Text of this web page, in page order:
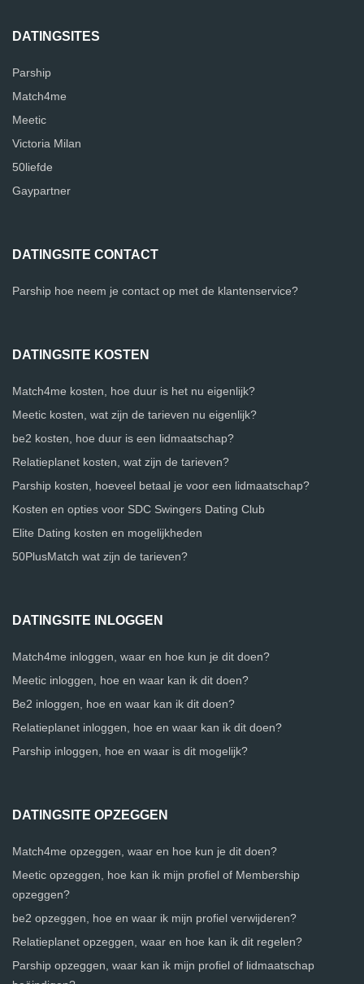
DATINGSITES
Parship
Match4me
Meetic
Victoria Milan
50liefde
Gaypartner
DATINGSITE CONTACT
Parship hoe neem je contact op met de klantenservice?
DATINGSITE KOSTEN
Match4me kosten, hoe duur is het nu eigenlijk?
Meetic kosten, wat zijn de tarieven nu eigenlijk?
be2 kosten, hoe duur is een lidmaatschap?
Relatieplanet kosten, wat zijn de tarieven?
Parship kosten, hoeveel betaal je voor een lidmaatschap?
Kosten en opties voor SDC Swingers Dating Club
Elite Dating kosten en mogelijkheden
50PlusMatch wat zijn de tarieven?
DATINGSITE INLOGGEN
Match4me inloggen, waar en hoe kun je dit doen?
Meetic inloggen, hoe en waar kan ik dit doen?
Be2 inloggen, hoe en waar kan ik dit doen?
Relatieplanet inloggen, hoe en waar kan ik dit doen?
Parship inloggen, hoe en waar is dit mogelijk?
DATINGSITE OPZEGGEN
Match4me opzeggen, waar en hoe kun je dit doen?
Meetic opzeggen, hoe kan ik mijn profiel of Membership
opzeggen?
be2 opzeggen, hoe en waar ik mijn profiel verwijderen?
Relatieplanet opzeggen, waar en hoe kan ik dit regelen?
Parship opzeggen, waar kan ik mijn profiel of lidmaatschap